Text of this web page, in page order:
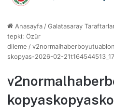
Anasayfa /Galatasaray
tepki: Özür
dileme /
skopyas-2026-02-